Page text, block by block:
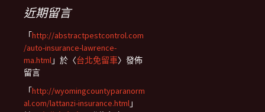
近期留言
「http://abstractpestcontrol.com
/auto-insurance-lawrence-
ma.html」於〈台北免留車〉發佈
留言
「http://wyomingcountyparanorm
al.com/lattanzi-insurance.html」